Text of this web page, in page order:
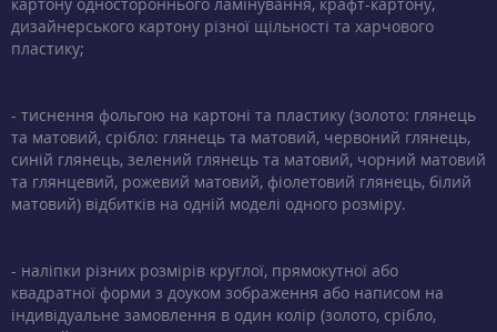
дизайнерського картону різної щільності та харчового
пластику;
- тиснення фольгою на картоні та пластику (золото: глянець
та матовий, срібло: глянець та матовий, червоний глянець,
синій глянець, зелений глянець та матовий, чорний матовий
та глянцевий, рожевий матовий, фіолетовий глянець, білий
матовий) відбитків на одній моделі одного розміру.
- наліпки різних розмірів круглої, прямокутної або
квадратної форми з доуком зображення або написом на
індивідуальне замовлення в один колір (золото, срібло,